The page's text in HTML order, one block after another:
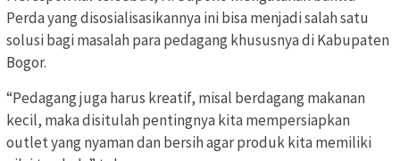
Perda yang disosialisasikannya ini bisa menjadi salah satu
solusi bagi masalah para pedagang khususnya di Kabupaten
Bogor.
“Pedagang juga harus kreatif, misal berdagang makanan
kecil, maka disitulah pentingnya kita mempersiapkan
outlet yang nyaman dan bersih agar produk kita memiliki